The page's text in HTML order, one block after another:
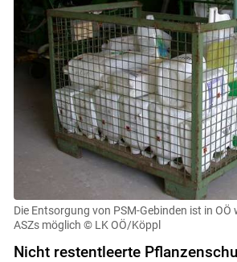
Die Entsorgung von PSM-Gebinden ist in OÖ
ASZs möglich © LK OÖ/Köppl
Nicht restentleerte